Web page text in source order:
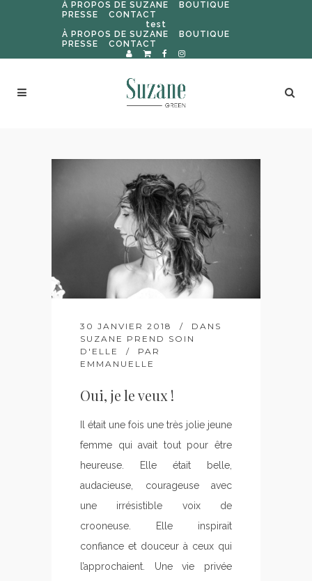
À PROPOS DE SUZANE
BOUTIQUE
PRESSE
CONTACT
test
À PROPOS DE SUZANE
BOUTIQUE
PRESSE
CONTACT
30 JANVIER 2018
DANS
SUZANE PREND SOIN
D'ELLE
PAR
EMMANUELLE
Oui, je le veux !
Il était une fois une très jolie jeune
femme qui avait tout pour être
heureuse. Elle était belle,
audacieuse, courageuse avec
une irrésistible voix de
crooneuse. Elle inspirait
confiance et douceur à ceux qui
l’approchaient. Une vie privée